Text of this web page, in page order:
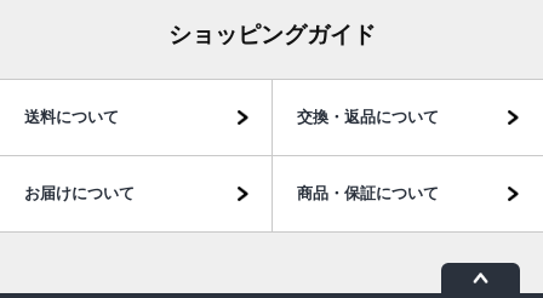
ショッピングガイド
送料について 交換・返品について
お届けについて 商品・保証について